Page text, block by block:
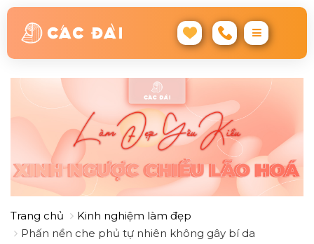
Trang chủ
Kinh nghiệm làm đẹp
Phấn nền che phủ tự nhiên không gây bí da